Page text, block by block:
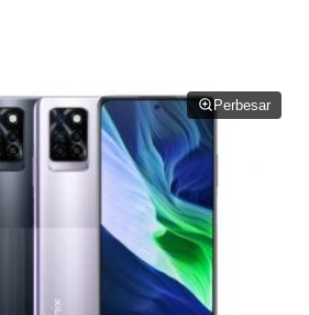
Perbesar